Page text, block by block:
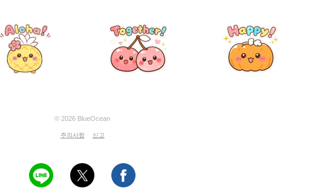
© 2026 BlueOcean
주의사항 신고